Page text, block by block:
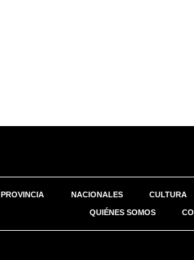
PROVINCIA NACIONALES CULTURA
QUIÉNES SOMOS